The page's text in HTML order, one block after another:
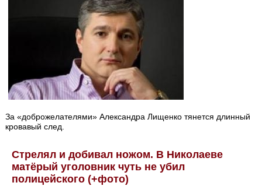
За «доброжелателями» Александра Лищенко тянется длинный
кровавый след.
Стрелял и добивал ножом. В Николаеве
матёрый уголовник чуть не убил
полицейского (+фото)